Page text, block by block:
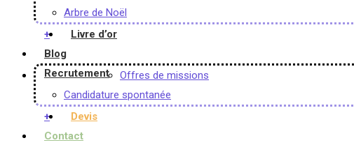
Arbre de Noël
+
Livre d’or
Blog
Recrutement
Offres de missions
Candidature spontanée
+
Devis
Contact